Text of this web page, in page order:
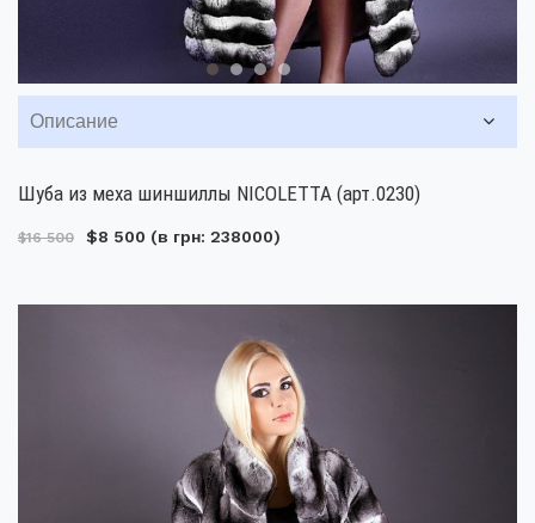
Описание
Шуба из меха шиншиллы NICOLETTA (арт.0230)
$16 500 $8 500 (в грн: 238000)